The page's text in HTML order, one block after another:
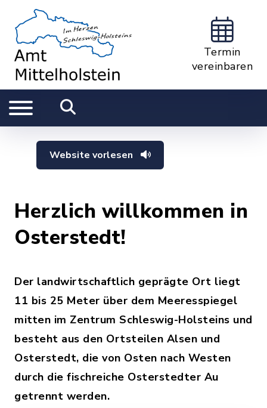
Termin
vereinbaren
Website vorlesen
Herzlich willkommen in
Osterstedt!
Der landwirtschaftlich geprägte Ort liegt
11 bis 25 Meter über dem Meeresspiegel
mitten im Zentrum Schleswig-Holsteins und
besteht aus den Ortsteilen Alsen und
Osterstedt, die von Osten nach Westen
durch die fischreiche Osterstedter Au
getrennt werden.